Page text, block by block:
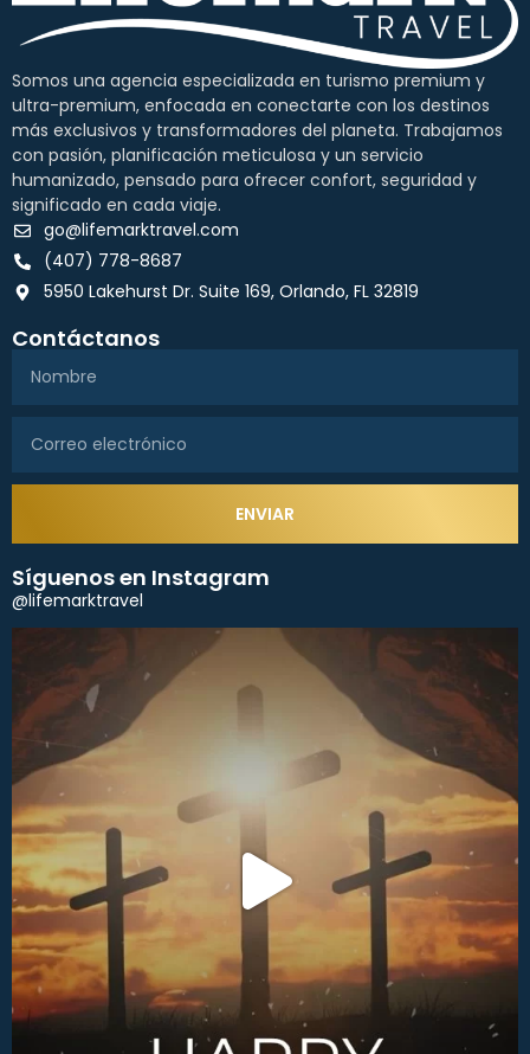
Somos una agencia especializada en turismo premium y
ultra-premium, enfocada en conectarte con los destinos
más exclusivos y transformadores del planeta. Trabajamos
con pasión, planificación meticulosa y un servicio
humanizado, pensado para ofrecer confort, seguridad y
significado en cada viaje.
go@lifemarktravel.com
(407) 778-8687
5950 Lakehurst Dr. Suite 169, Orlando, FL 32819
Contáctanos
ENVIAR
Síguenos en Instagram
@lifemarktravel